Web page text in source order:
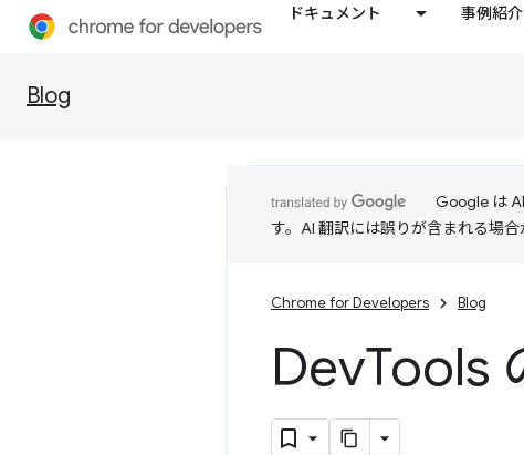
ドキュメント 事例紹介
Blog
Google は
す。AI 翻訳には誤りが含まれる場合
Chrome for Developers Blog
DevTools